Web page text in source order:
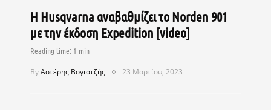
Η Husqvarna αναβαθμίζει το Norden 901
με την έκδοση Expedition [video]
ByΑστέρης Βογιατζής 23 Μαρτίου, 2023